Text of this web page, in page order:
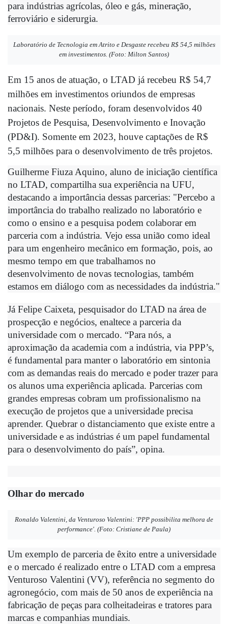
para indústrias agrícolas, óleo e gás, mineração,
ferroviário e siderurgia.
Laboratório de Tecnologia em Atrito e Desgaste recebeu R$ 54,5 milhões
em investimentos. (Foto: Milton Santos)
Em 15 anos de atuação, o LTAD já recebeu R$ 54,7
milhões em investimentos oriundos de empresas
nacionais. Neste período, foram desenvolvidos 40
Projetos de Pesquisa, Desenvolvimento e Inovação
(PD&I). Somente em 2023, houve captações de R$
5,5 milhões para o desenvolvimento de três projetos.
Guilherme Fiuza Aquino, aluno de iniciação científica
no LTAD, compartilha sua experiência na UFU,
destacando a importância dessas parcerias: "Percebo a
importância do trabalho realizado no laboratório e
como o ensino e a pesquisa podem colaborar em
parceria com a indústria. Vejo essa união como ideal
para um engenheiro mecânico em formação, pois, ao
mesmo tempo em que trabalhamos no
desenvolvimento de novas tecnologias, também
estamos em diálogo com as necessidades da indústria."
Já Felipe Caixeta, pesquisador do LTAD na área de
prospecção e negócios, enaltece a parceria da
universidade com o mercado. “Para nós, a
aproximação da academia com a indústria, via PPP’s,
é fundamental para manter o laboratório em sintonia
com as demandas reais do mercado e poder trazer para
os alunos uma experiência aplicada. Parcerias com
grandes empresas cobram um profissionalismo na
execução de projetos que a universidade precisa
aprender. Quebrar o distanciamento que existe entre a
universidade e as indústrias é um papel fundamental
para o desenvolvimento do país”, opina.
Olhar do mercado
Ronaldo Valentini, da Venturoso Valentini: 'PPP possibilita melhora de
performance'. (Foto: Cristiane de Paula)
Um exemplo de parceria de êxito entre a universidade
e o mercado é realizado entre o LTAD com a empresa
Venturoso Valentini (VV), referência no segmento do
agronegócio, com mais de 50 anos de experiência na
fabricação de peças para colheitadeiras e tratores para
marcas e companhias mundiais.